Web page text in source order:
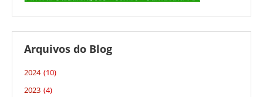
Arquivos do Blog
2024 (10)
2023 (4)